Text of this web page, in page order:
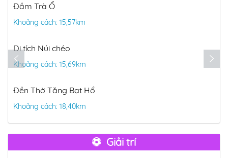
Đầm Trà Ổ
Khoảng cách: 15,57km
Di tích Núi chéo
Khoảng cách: 15,69km
Đền Thờ Tăng Bạt Hổ
Khoảng cách: 18,40km
Giải trí